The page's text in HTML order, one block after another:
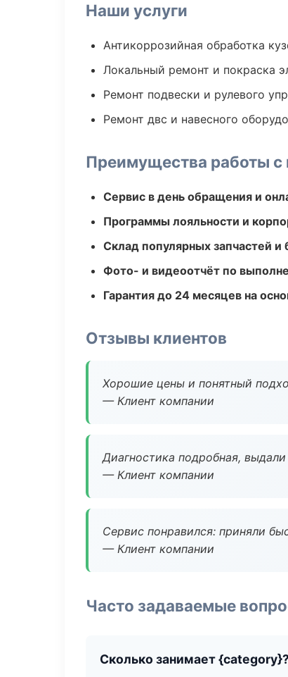
Наши услуги
Антикоррозийная обработка
Локальный ремонт и покраска
Ремонт подвески и рулевого
Ремонт двс и навесного
Преимущества работы с
Сервис в день обращения и
Программы лояльности и
Склад популярных запчастей и
Фото- и видеоотчёт по
Гарантия до 24 месяцев на
Отзывы клиентов
Хорошие цены и понятный
— Клиент компании
Диагностика подробная,
— Клиент компании
Сервис понравился: приняли
— Клиент компании
Часто задаваемые
Сколько занимает {category}?